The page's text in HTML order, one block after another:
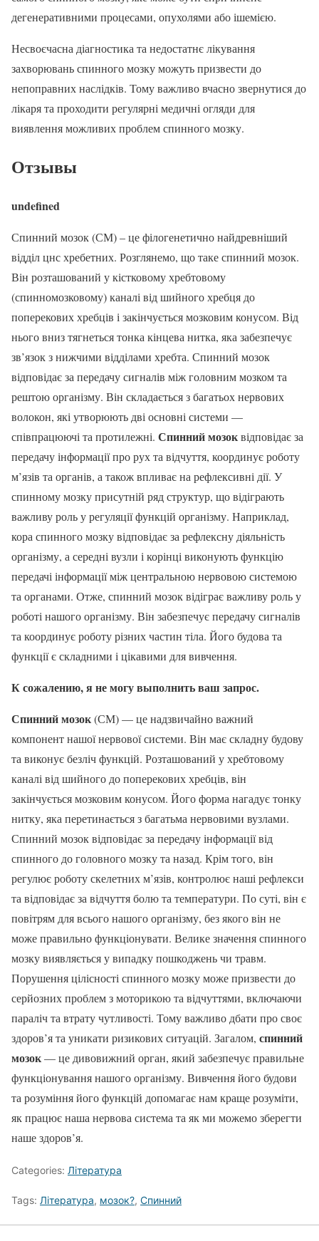
дегенеративними процесами, опухолями або ішемією.
Несвоєчасна діагностика та недостатнє лікування
захворювань спинного мозку можуть призвести до
непоправних наслідків. Тому важливо вчасно звернутися до
лікаря та проходити регулярні медичні огляди для
виявлення можливих проблем спинного мозку.
Отзывы
undefined
Спинний мозок (СМ) – це філогенетично найдревніший
відділ цнс хребетних. Розглянемо, що таке спинний мозок.
Він розташований у кістковому хребтовому
(спинномозковому) каналі від шийного хребця до
поперекових хребців і закінчується мозковим конусом. Від
нього вниз тягнеться тонка кінцева нитка, яка забезпечує
зв’язок з нижчими відділами хребта. Спинний мозок
відповідає за передачу сигналів між головним мозком та
рештою організму. Він складається з багатьох нервових
волокон, які утворюють дві основні системи —
співпрацюючі та протилежні. Спинний мозоквідповідає за
передачу інформації про рух та відчуття, координує роботу
м’язів та органів, а також впливає на рефлексивні дії. У
спинному мозку присутній ряд структур, що відіграють
важливу роль у регуляції функцій організму. Наприклад,
кора спинного мозку відповідає за рефлексну діяльність
організму, а середні вузли і корінці виконують функцію
передачі інформації між центральною нервовою системою
та органами. Отже, спинний мозок відіграє важливу роль у
роботі нашого організму. Він забезпечує передачу сигналів
та координує роботу різних частин тіла. Його будова та
функції є складними і цікавими для вивчення.
К сожалению, я не могу выполнить ваш запрос.
Спинний мозок(СМ) — це надзвичайно важний
компонент нашої нервової системи. Він має складну будову
та виконує безліч функцій. Розташований у хребтовому
каналі від шийного до поперекових хребців, він
закінчується мозковим конусом. Його форма нагадує тонку
нитку, яка перетинається з багатьма нервовими вузлами.
Спинний мозок відповідає за передачу інформації від
спинного до головного мозку та назад. Крім того, він
регулює роботу скелетних м’язів, контролює наші рефлекси
та відповідає за відчуття болю та температури. По суті, він є
повітрям для всього нашого організму, без якого він не
може правильно функціонувати. Велике значення спинного
мозку виявляється у випадку пошкоджень чи травм.
Порушення цілісності спинного мозку може призвести до
серйозних проблем з моторикою та відчуттями, включаючи
параліч та втрату чутливості. Тому важливо дбати про своє
здоров’я та уникати ризикових ситуацій. Загалом, спинний
мозок— це дивовижний орган, який забезпечує правильне
функціонування нашого організму. Вивчення його будови
та розуміння його функцій допомагає нам краще розуміти,
як працює наша нервова система та як ми можемо зберегти
наше здоров’я.
Categories: Література
Tags: Література, мозок?, Спинний